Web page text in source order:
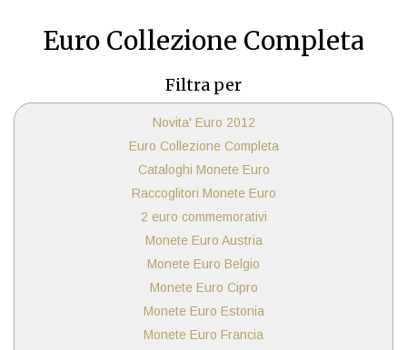
Euro Collezione Completa
Filtra per
Novita' Euro 2012
Euro Collezione Completa
Cataloghi Monete Euro
Raccoglitori Monete Euro
2 euro commemorativi
Monete Euro Austria
Monete Euro Belgio
Monete Euro Cipro
Monete Euro Estonia
Monete Euro Francia